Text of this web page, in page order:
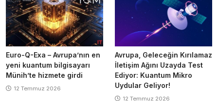
Euro-Q-Exa – Avrupa’nın en
yeni kuantum bilgisayarı
Münih’te hizmete girdi
12 Temmuz 2026
Avrupa, Geleceğin Kırılamaz
İletişim Ağını Uzayda Test
Ediyor: Kuantum Mikro
Uydular Geliyor!
12 Temmuz 2026